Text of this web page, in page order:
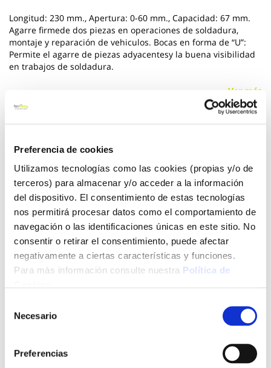
Preferencia de cookies
Utilizamos tecnologías como las cookies (propias y/o de
terceros) para almacenar y/o acceder a la información
del dispositivo. El consentimiento de estas tecnologías
nos permitirá procesar datos como el comportamiento de
navegación o las identificaciones únicas en este sitio. No
consentir o retirar el consentimiento, puede afectar
negativamente a ciertas características y funciones.
Para más información consulte nuestra Política de
Necesario
Preferencias
Longitud: 230 mm., Apertura: 0-60 mm., Capacidad: 67 mm.
Agarre firmede dos piezas en operaciones de soldadura,
montaje y reparación de vehiculos. Bocas en forma de “U”:
Permite el agarre de piezas adyacentesy la buena visibilidad
en trabajos de soldadura.
Ver más
23,75 €
Añadir al carrito
Click&Collect - Recogida gratis
en nuestras tiendas
Envío a domicilio:
5 días hábiles